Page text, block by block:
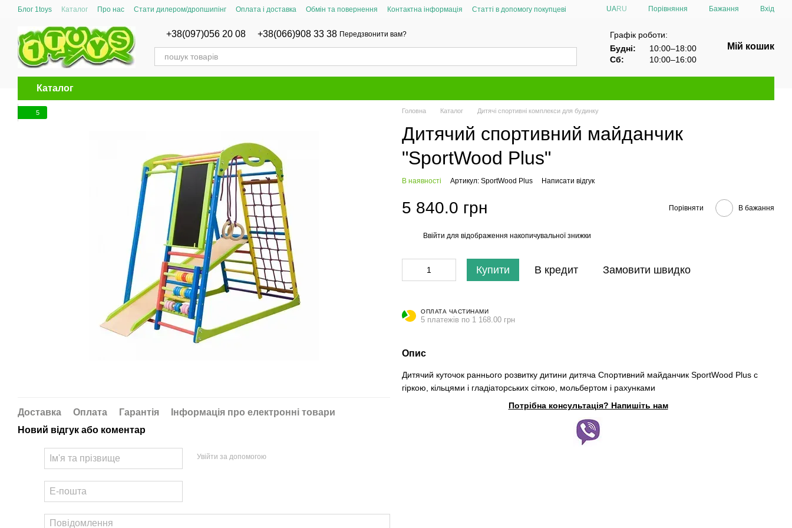
Перейти до основного контенту
Блог 1toys Каталог Про нас Стати дилером/дропшипінг Оплата і доставка Обмін та повернення Контактна інформація
Статті в допомогу покупцеві
UARU Порівняння Бажання Вхід
+38(097)056 20 08 +38(066)908 33 38 Передзвонити вам?
Графік роботи:
Будні:
10:00–18:00
Сб:
10:00–16:00
Мій кошик
Каталог
5
Доставка Оплата Гарантія
Інформація про електронні товари
Новий відгук або коментар
Увійти за допомогою
Головна Каталог Дитячі спортивні комплекси для будинку
Дитячий спортивний майданчик
"SportWood Plus"
В наявності Артикул: SportWood Plus Написати відгук
5 840.0 грн Порівняти В бажання
Ввійти для відображення накопичувальної знижки
Купити В кредит Замовити швидко
ОПЛАТА ЧАСТИНАМИ
5 платежів по 1 168.00 грн
Опис
Дитячий куточок раннього розвитку дитини дитяча Спортивний майданчик SportWood Plus c
гіркою, кільцями і гладіаторських сіткою, мольбертом і рахунками
Потрібна консультація? Напишіть нам